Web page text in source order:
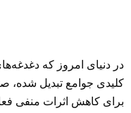
در دنیای امروز که
کلیدی جوامع تبدیل شده،
برای کاهش اثرات منفی